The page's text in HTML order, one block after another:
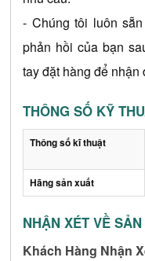
- Chúng tôi luôn
phản hồi của bạn
tay đặt hàng để
THÔNG SỐ KỸ
Thông số kĩ thuật
Hãng sản xuất
NHẬN XÉT VỀ
Khách Hàng Nhận